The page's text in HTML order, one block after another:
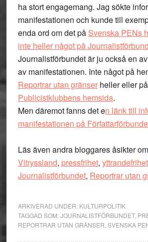
ha stort engagemang. Jag sökte
manifestationen och kunde till
enda ord om det på Svenska PENs
inte heller något på
Journalistförbundet är ju också en
av manifestationen. Inte något på
Reportrar utan gränserheller eller på
Publicistklubbens hemsida.
Men däremot fanns det en länk till
manifestationen på
Läs även andra bloggares åsikter om
Vitryssland, pressfrihet, yttrandefrihet
Journalistförbundet, Reportrar utan
ARKIVERAD UNDER: KULTURPOLITIK
TAGGAD SOM:JOURNALISTFÖRBUNDET,
REPORTRAR UTAN GRÄNSER SVENSKA